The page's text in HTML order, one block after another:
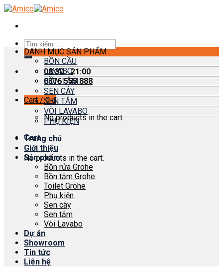
Skip
content
Search
for:
08:30 - 21:00
0376 555 888
Cart /0₫
No products in the cart.
Cart
No products in the cart.
DANH MỤC SẢN PHẨM
BỒN CẦU
LAVABO
BỒN TẮM
SEN CÂY
SEN TẮM
VÒI LAVABO
PHỤ KIỆN
Trang chủ
Giới thiệu
Sản phẩm
Bồn rửa Grohe
Bồn tắm Grohe
Toilet Grohe
Phụ kiện
Sen cây
Sen tắm
Vòi Lavabo
Dự án
Showroom
Tin tức
Liên hệ